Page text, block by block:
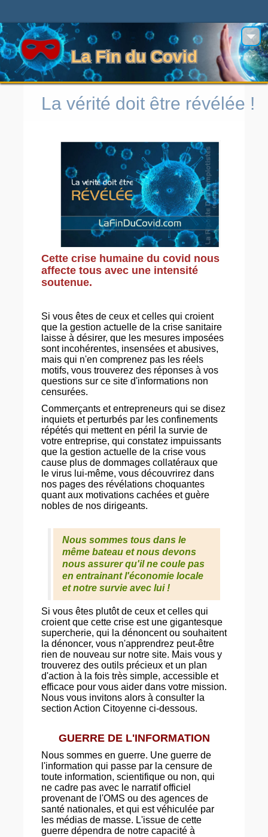
La Fin du Covid
La vérité doit être révélée !
Cette crise humaine du covid nous
affecte tous avec une intensité
soutenue.
Si vous êtes de ceux et celles qui croient
que la gestion actuelle de la crise sanitaire
laisse à désirer, que les mesures imposées
sont incohérentes, insensées et abusives,
mais qui n'en comprenez pas les réels
motifs, vous trouverez des réponses à vos
questions sur ce site d'informations non
censurées.
Commerçants et entrepreneurs qui se disez
inquiets et perturbés par les confinements
répétés qui mettent en péril la survie de
votre entreprise, qui constatez impuissants
que la gestion actuelle de la crise vous
cause plus de dommages collatéraux que
le virus lui-même, vous découvrirez dans
nos pages des révélations choquantes
quant aux motivations cachées et guère
nobles de nos dirigeants.
Nous sommes tous dans le
même bateau et nous devons
nous assurer qu'il ne coule pas
en entrainant l'économie locale
et notre survie avec lui !
Si vous êtes plutôt de ceux et celles qui
croient que cette crise est une gigantesque
supercherie, qui la dénoncent ou souhaitent
la dénoncer, vous n'apprendrez peut-être
rien de nouveau sur notre site. Mais vous y
trouverez des outils précieux et un plan
d'action à la fois très simple, accessible et
efficace pour vous aider dans votre mission.
Nous vous invitons alors à consulter la
section Action Citoyenne ci-dessous.
GUERRE DE L'INFORMATION
Nous sommes en guerre. Une guerre de
l'information qui passe par la censure de
toute information, scientifique ou non, qui
ne cadre pas avec le narratif officiel
provenant de l'OMS ou des agences de
santé nationales, et qui est véhiculée par
les médias de masse. L'issue de cette
guerre dépendra de notre capacité à